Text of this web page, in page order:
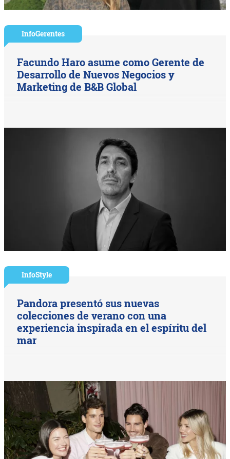
InfoGerentes
Facundo Haro asume como Gerente de
Desarrollo de Nuevos Negocios y
Marketing de B&B Global
InfoStyle
Pandora presentó sus nuevas
colecciones de verano con una
experiencia inspirada en el espíritu del
mar